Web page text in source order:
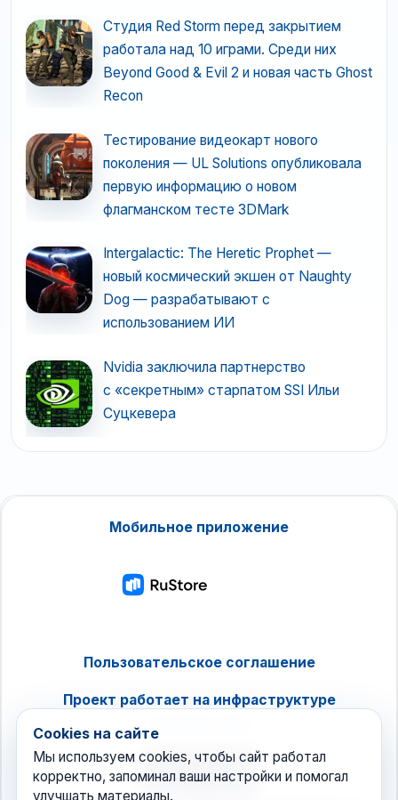
Студия Red Storm перед закрытием
работала над 10 играми. Среди них
Beyond Good & Evil 2 и новая часть Ghost
Recon
Тестирование видеокарт нового
поколения — UL Solutions опубликовала
первую информацию о новом
флагманском тесте 3DMark
Intergalactic: The Heretic Prophet —
новый космический экшен от Naughty
Dog — разрабатывают с
использованием ИИ
Nvidia заключила партнерство
с «секретным» старпатом SSI Ильи
Суцкевера
Мобильное приложение
Пользовательское соглашение
Проект работает на инфраструктуре
Cookies на сайте
Мы используем cookies, чтобы сайт работал
корректно, запоминал ваши настройки и помогал
улучшать материалы.